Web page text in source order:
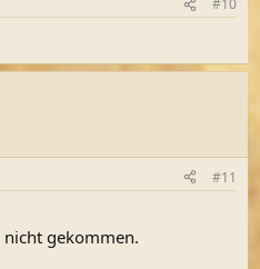
#10
#11
nicht gekommen.